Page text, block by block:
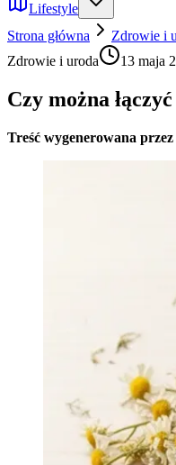
Lifestyle
Strona główna
Zdrowie i
Zdrowie i uroda
13 maja
Czy można
Treść wygenerowana